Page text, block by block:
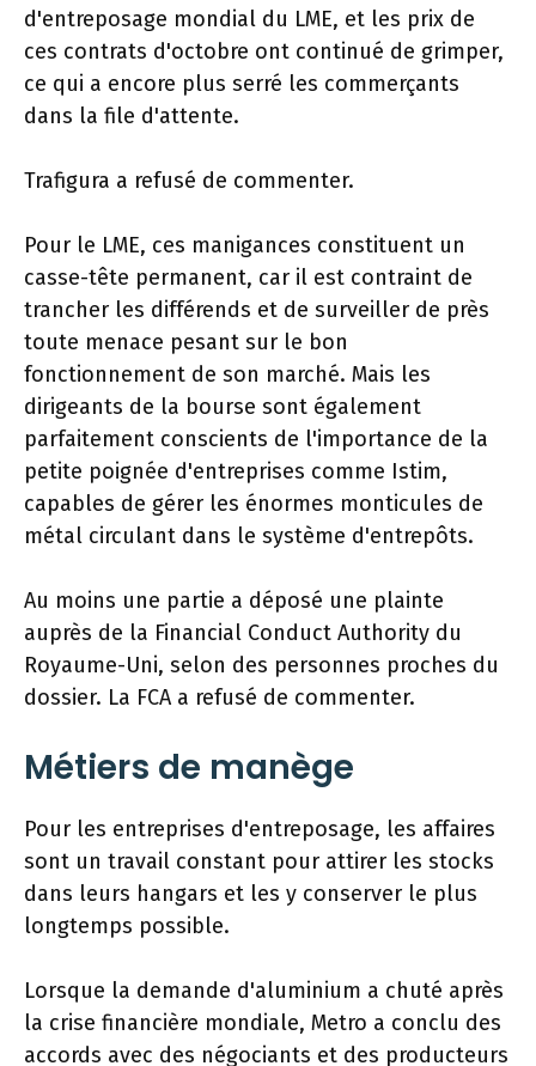
d'entreposage mondial du LME, et les prix de
ces contrats d'octobre ont continué de grimper,
ce qui a encore plus serré les commerçants
dans la file d'attente.
Trafigura a refusé de commenter.
Pour le LME, ces manigances constituent un
casse-tête permanent, car il est contraint de
trancher les différends et de surveiller de près
toute menace pesant sur le bon
fonctionnement de son marché. Mais les
dirigeants de la bourse sont également
parfaitement conscients de l'importance de la
petite poignée d'entreprises comme Istim,
capables de gérer les énormes monticules de
métal circulant dans le système d'entrepôts.
Au moins une partie a déposé une plainte
auprès de la Financial Conduct Authority du
Royaume-Uni, selon des personnes proches du
dossier. La FCA a refusé de commenter.
Métiers de manège
Pour les entreprises d'entreposage, les affaires
sont un travail constant pour attirer les stocks
dans leurs hangars et les y conserver le plus
longtemps possible.
Lorsque la demande d'aluminium a chuté après
la crise financière mondiale, Metro a conclu des
accords avec des négociants et des producteurs